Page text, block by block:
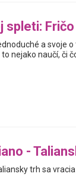
spleti:
a svoje
nejako naučí, či
-
trh sa